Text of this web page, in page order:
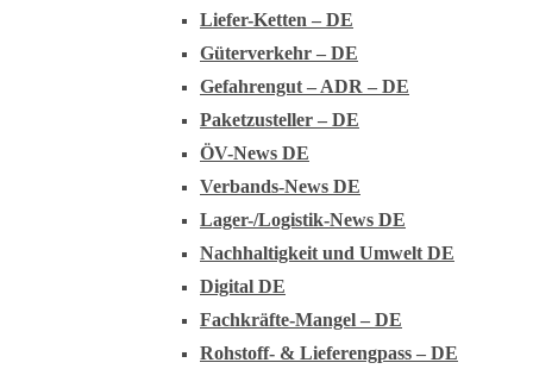
Liefer-Ketten – DE
Güterverkehr – DE
Gefahrengut – ADR – DE
Paketzusteller – DE
ÖV-News DE
Verbands-News DE
Lager-/Logistik-News DE
Nachhaltigkeit und Umwelt DE
Digital DE
Fachkräfte-Mangel – DE
Rohstoff- & Lieferengpass – DE